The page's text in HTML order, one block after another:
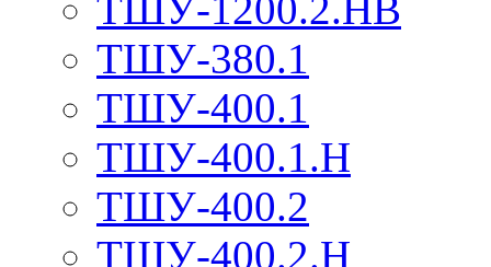
ТШУ-380.1
ТШУ-400.1
ТШУ-400.1.Н
ТШУ-400.2
ТШУ-400.2.Н